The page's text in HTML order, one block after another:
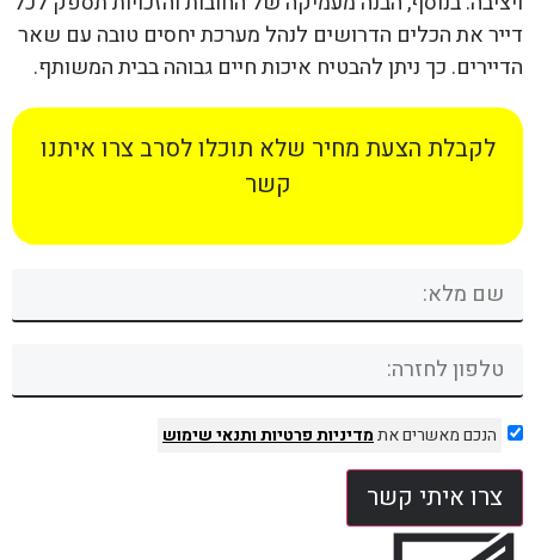
דייר את הכלים הדרושים לנהל מערכת יחסים טובה עם שאר
הדיירים. כך ניתן להבטיח איכות חיים גבוהה בבית המשותף.
לקבלת הצעת מחיר שלא תוכלו לסרב צרו איתנו
קשר
הנכם מאשרים אתמדיניות פרטיותותנאי שימוש
צרו איתי קשר